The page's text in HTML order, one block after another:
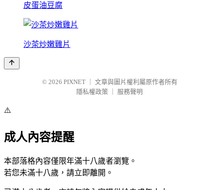
皮蛋油豆腐
沙茶炒嫩雞片
© 2026 PIXNET
文章與圖片權利屬原作者所有
隱私權政策
服務聲明
⚠️
成人內容提醒
本部落格內容僅限年滿十八歲者瀏覽。
若您未滿十八歲，請立即離開。